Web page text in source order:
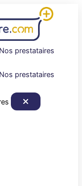
Nos prestataires
Nos prestataires